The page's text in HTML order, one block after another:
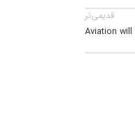
قدیمی‌تر
Aviation will